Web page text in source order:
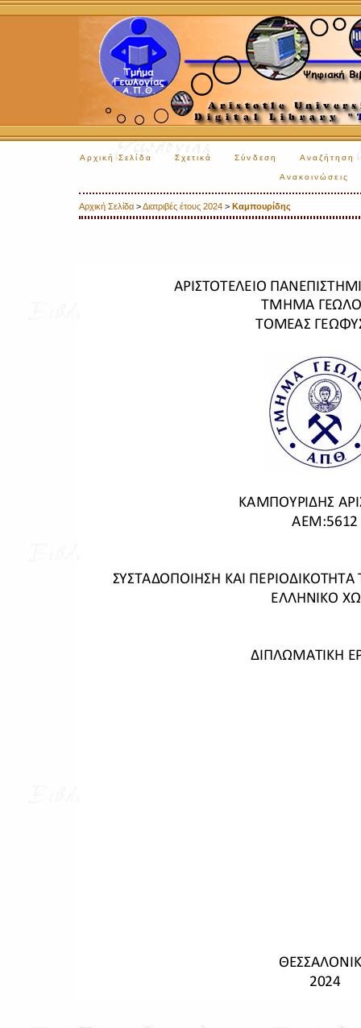
Αρχική Σελίδα Σχετικά Σύνδεση Αναζήτηση
Ανακοινώσεις
Αρχική Σελίδα >Διατριβές έτους 2024 > Καμπουρίδης